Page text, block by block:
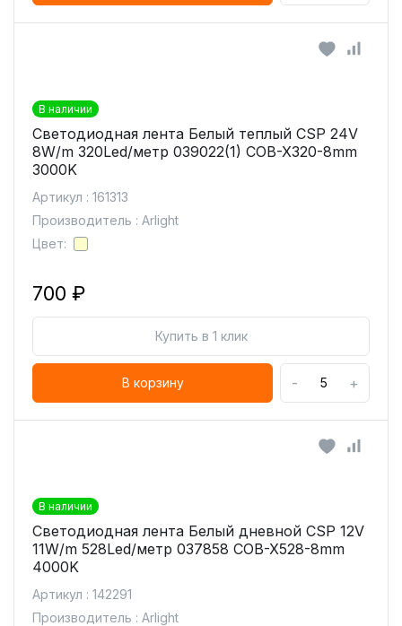
В наличии
Светодиодная лента Белый теплый CSP 24V
8W/m 320Led/метр 039022(1) COB-X320-8mm
3000K
Артикул : 161313
Производитель : Arlight
Цвет:
700 ₽
Купить в 1 клик
В корзину - +
В наличии
Светодиодная лента Белый дневной CSP 12V
11W/m 528Led/метр 037858 COB-X528-8mm
4000K
Артикул : 142291
Производитель : Arlight